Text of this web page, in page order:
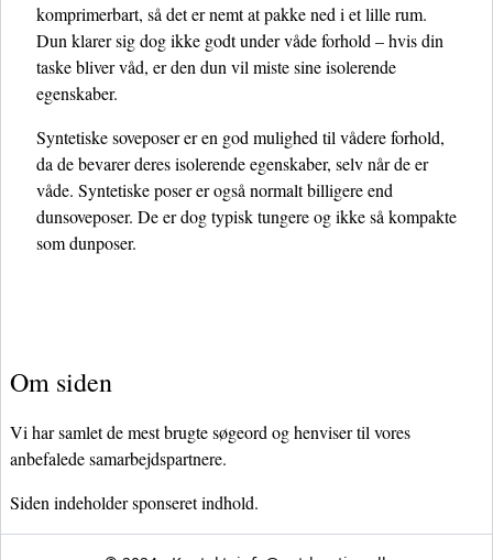
komprimerbart, så det er nemt at pakke ned i et lille rum.
Dun klarer sig dog ikke godt under våde forhold – hvis din
taske bliver våd, er den dun vil miste sine isolerende
egenskaber.
Syntetiske soveposer er en god mulighed til vådere forhold,
da de bevarer deres isolerende egenskaber, selv når de er
våde. Syntetiske poser er også normalt billigere end
dunsoveposer. De er dog typisk tungere og ikke så kompakte
som dunposer.
Om siden
Vi har samlet de mest brugte søgeord og henviser til vores
anbefalede samarbejdspartnere.
Siden indeholder sponseret indhold.